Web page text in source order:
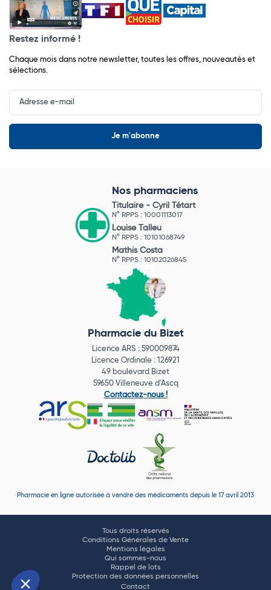
Restez informé !
Chaque mois dans notre newsletter, toutes les offres, nouveautés et
sélections.
Input
Newsletter
Nos pharmaciens
Titulaire - Cyril Tétart
N° RPPS : 10001113017
Louise Talleu
N° RPPS : 10101068749
Mathis Costa
N° RPPS : 10102026845
Pharmacie du Bizet
Licence ARS : 590009874
Licence Ordinale : 126921
49 boulevard Bizet
59650 Villeneuve d'Ascq
Contactez-nous !
Pharmacie en ligne autorisée à vendre des médicaments depuis le 17 avril 2013
Tous droits réservés
Conditions Générales de Vente
Mentions légales
Qui sommes-nous
Rappel de lots
Protection des données personnelles
Contact